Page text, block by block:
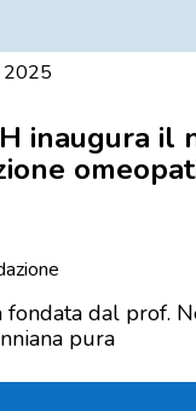
2025
inaugura il
fondata dal prof.
pura